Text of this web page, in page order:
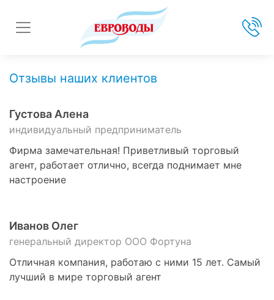
Отзывы наших клиентов
Густова Алена
индивидуальный предприниматель
Фирма замечательная! Приветливый торговый
агент, работает отлично, всегда поднимает мне
настроение
Иванов Олег
генеральный директор ООО Фортуна
Отличная компания, работаю с ними 15 лет. Самый
лучший в мире торговый агент